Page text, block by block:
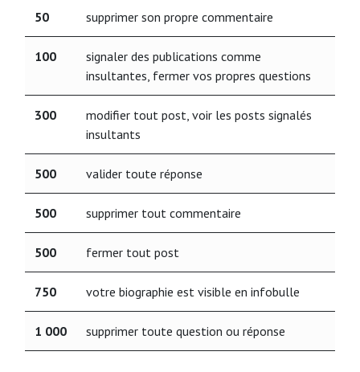
50 supprimer son propre commentaire
100
signaler des publications comme
insultantes, fermer vos propres questions
300
modifier tout post, voir les posts signalés
insultants
500 valider toute réponse
500 supprimer tout commentaire
500 fermer tout post
750 votre biographie est visible en infobulle
1 000 supprimer toute question ou réponse